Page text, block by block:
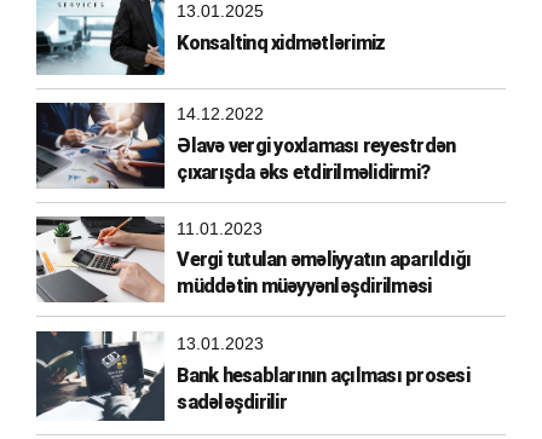
13.01.2025
Konsaltinq xidmətlərimiz
14.12.2022
Əlavə vergi yoxlaması reyestrdən
çıxarışda əks etdirilməlidirmi?
11.01.2023
Vergi tutulan əməliyyatın aparıldığı
müddətin müəyyənləşdirilməsi
13.01.2023
Bank hesablarının açılması prosesi
sadələşdirilir